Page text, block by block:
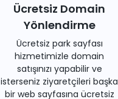
Ücretsiz Domain
Yönlendirme
Ücretsiz park sayfası
hizmetimizle domain
satışınızı yapabilir ve
isterseniz ziyaretçileri başka
bir web sayfasına ücretsiz